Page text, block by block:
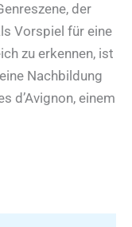
der
Vorspiel für eine
zu erkennen, ist
Nachbildung
d’Avignon, einem